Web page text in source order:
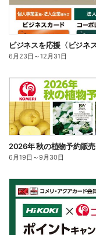
6月23日 ～12月31日
2026年 秋の植物予約販売
6月19日 ～9月30日